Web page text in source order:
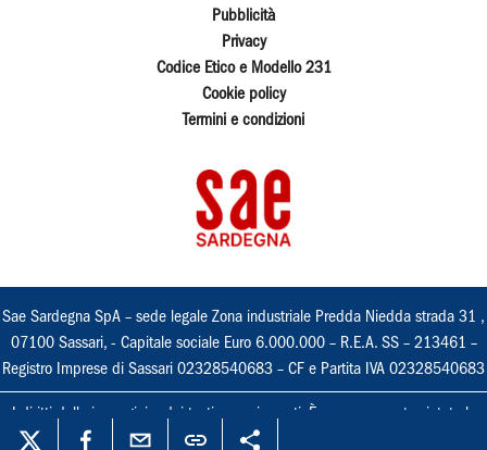
Pubblicità
Privacy
Codice Etico e Modello 231
Cookie policy
Termini e condizioni
Sae Sardegna SpA – sede legale Zona industriale Predda Niedda strada 31 ,
07100 Sassari, - Capitale sociale Euro 6.000.000 – R.E.A. SS – 213461 –
Registro Imprese di Sassari 02328540683 – CF e Partita IVA 02328540683
I diritti delle immagini e dei testi sono riservati. È espressamente vietata la
loro riproduzione con qualsiasi mezzo e l'adattamento totale o parziale.